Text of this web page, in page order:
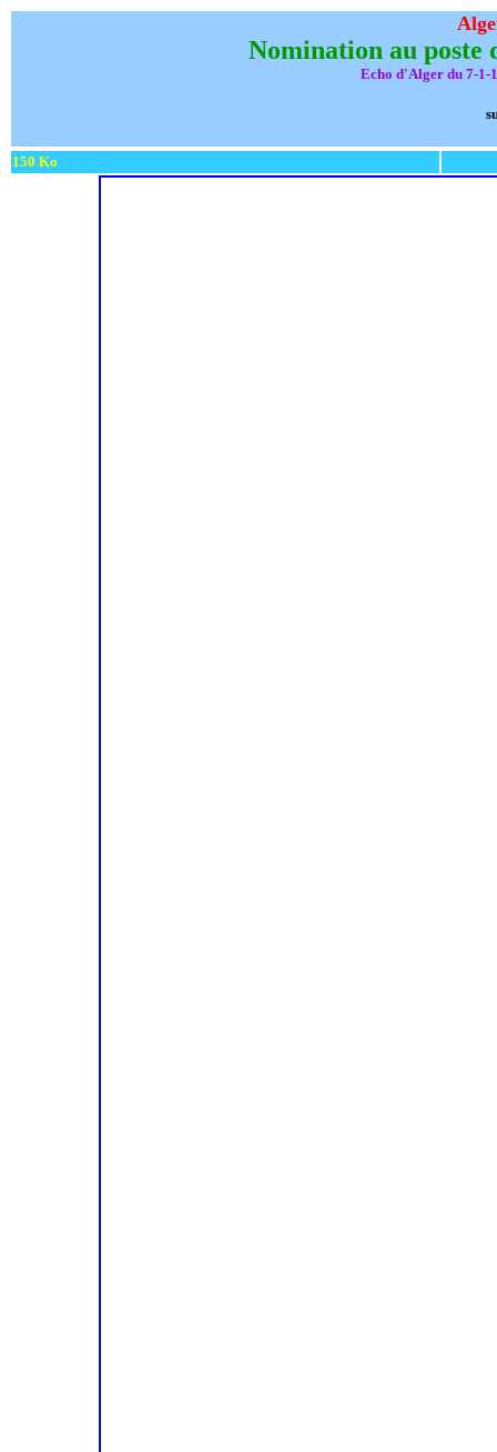
Nomination au poste
Echo d'Alger du 7-1-
150 Ko